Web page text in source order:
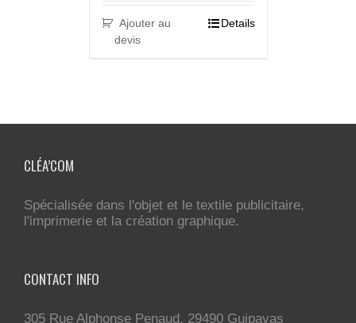
Ajouter au
devis
Details
CLÉA’COM
Spécialisée dans l'objet et le textile publicitaire,
l'imprimerie et la création graphique.
CONTACT INFO
305 Rue Alphonse Penaud, 29490 Guipavas